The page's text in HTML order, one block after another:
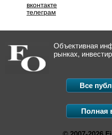
вконтакте
телеграм
Объективная
рынках,
Все
Полная